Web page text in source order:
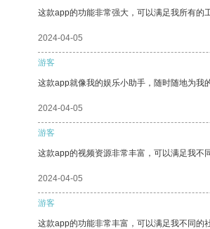
这款app的功能非常强大，可以满足我所有的
2024-04-05
游客
这款app就像我的娱乐小助手，随时随地为我
2024-04-05
游客
这款app的视频资源非常丰富，可以满足我不
2024-04-05
游客
这款app的功能非常丰富，可以满足我不同的